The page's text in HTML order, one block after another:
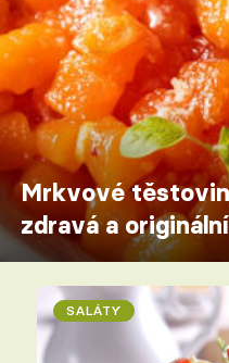
Mrkvové
zdravá a
SALÁTY